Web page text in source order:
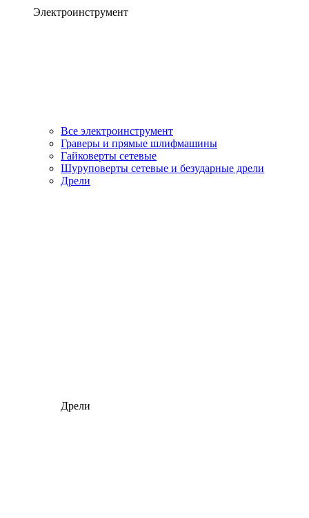
Электроинструмент
Все электроинструмент
Граверы и прямые шлифмашины
Гайковерты сетевые
Шуруповерты сетевые и безударные дрели
Дрели
Дрели